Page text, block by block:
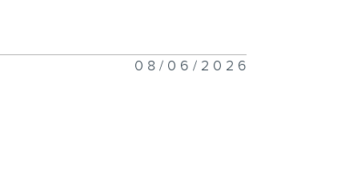
節；足球
08/06/2026